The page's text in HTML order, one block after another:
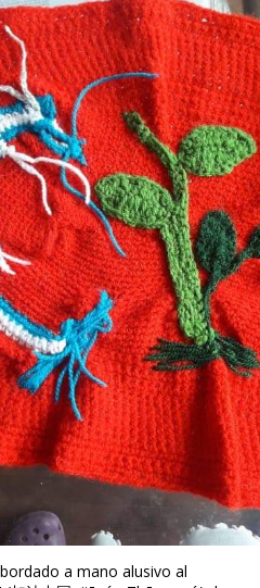
a mano alusivo al